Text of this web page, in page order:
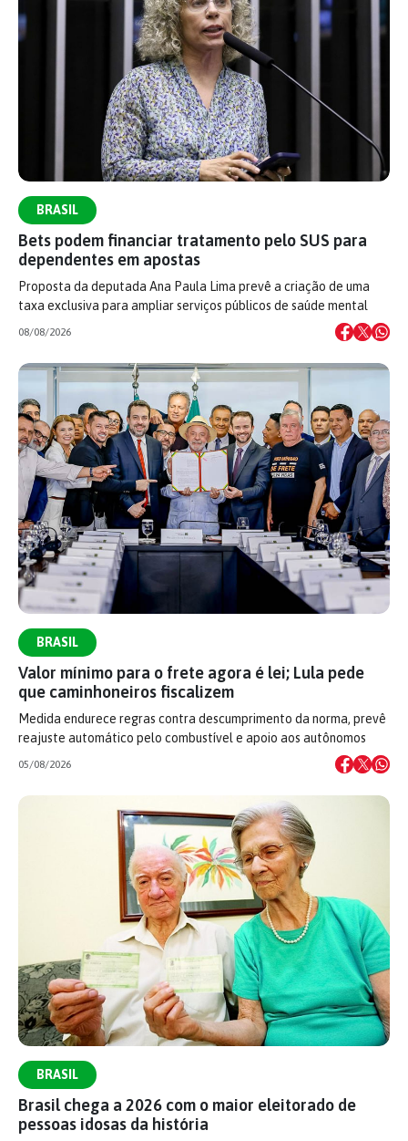
BRASIL
Bets podem financiar tratamento pelo SUS para
dependentes em apostas
Proposta da deputada Ana Paula Lima prevê a criação de uma
taxa exclusiva para ampliar serviços públicos de saúde mental
08/08/2026
BRASIL
Valor mínimo para o frete agora é lei; Lula pede
que caminhoneiros fiscalizem
Medida endurece regras contra descumprimento da norma, prevê
reajuste automático pelo combustível e apoio aos autônomos
05/08/2026
BRASIL
Brasil chega a 2026 com o maior eleitorado de
pessoas idosas da história